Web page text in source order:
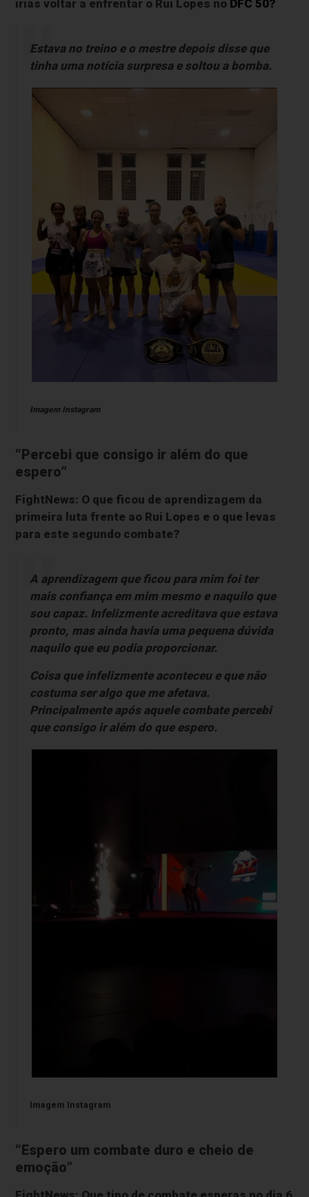
irias voltar a enfrentar o Rui Lopes no DFC 50?
Estava no treino e o mestre depois disse que
tinha uma notícia surpresa e soltou a bomba.
Imagem Instagram
“Percebi que consigo ir além do que
espero”
FightNews: O que ficou de aprendizagem da
primeira luta frente ao Rui Lopes e o que levas
para este segundo combate?
A aprendizagem que ficou para mim foi ter
mais confiança em mim mesmo e naquilo que
sou capaz. Infelizmente acreditava que estava
pronto, mas ainda havia uma pequena dúvida
naquilo que eu podia proporcionar.
Coisa que infelizmente aconteceu e que não
costuma ser algo que me afetava.
Principalmente após aquele combate percebi
que consigo ir além do que espero.
Imagem Instagram
“Espero um combate duro e cheio de
emoção”